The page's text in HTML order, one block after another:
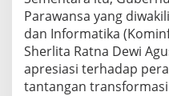
Parawansa yang
dan Informatika
Sherlita Ratna Dewi
apresiasi terhadap
tantangan